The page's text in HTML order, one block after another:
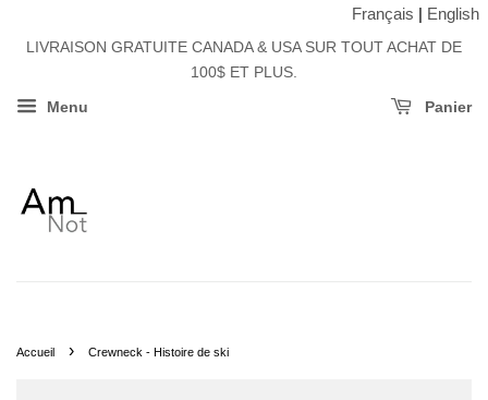
Français | English
LIVRAISON GRATUITE CANADA & USA SUR TOUT ACHAT DE
100$ ET PLUS.
Menu Panier
Accueil › Crewneck - Histoire de ski